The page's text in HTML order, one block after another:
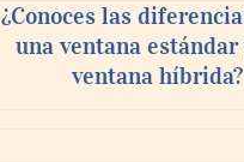
¿Conoces las
una ventana estándar
ventana híbrida?